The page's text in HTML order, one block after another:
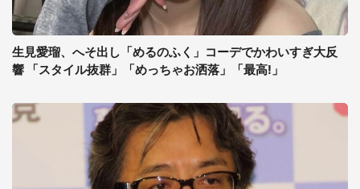
生見愛瑠、へそ出し「めるのふく」コーデでかわいすぎ大反
響 「スタイル抜群」「めっちゃお洒落」「最高!」